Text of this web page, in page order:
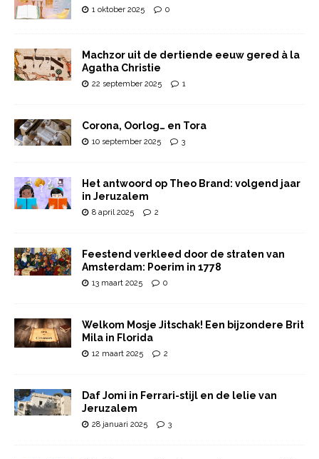
1 oktober 2025 0
Machzor uit de dertiende eeuw gered à la
Agatha Christie
22 september 2025 1
Corona, Oorlog… en Tora
10 september 2025 3
Het antwoord op Theo Brand: volgend jaar
in Jeruzalem
8 april 2025 2
Feestend verkleed door de straten van
Amsterdam: Poerim in 1778
13 maart 2025 0
Welkom Mosje Jitschak! Een bijzondere Brit
Mila in Florida
12 maart 2025 2
Daf Jomi in Ferrari-stijl en de lelie van
Jeruzalem
28 januari 2025 3